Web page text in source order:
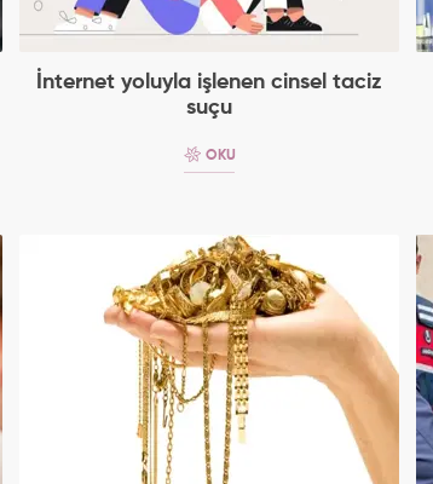
İnternet yoluyla işlenen cinsel taciz
suçu
OKU